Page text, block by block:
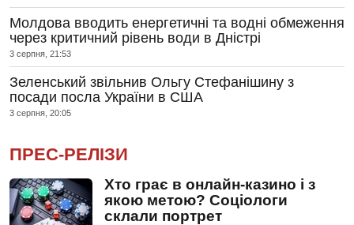
Молдова вводить енергетичні та водні обмеження
через критичний рівень води в Дністрі
3 серпня, 21:53
Зеленський звільнив Ольгу Стефанішину з
посади посла України в США
3 серпня, 20:05
ПРЕС-РЕЛІЗИ
Хто грає в онлайн-казино і з
якою метою? Соціологи
склали портрет